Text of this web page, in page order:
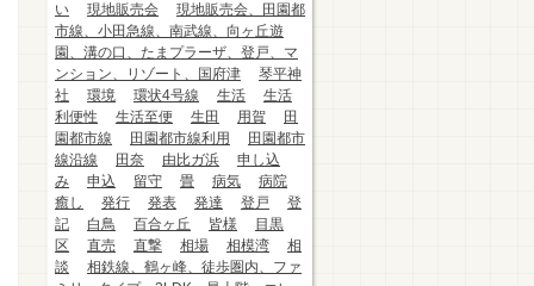
い
現地販売会
現地販売会、田園都
市線、小田急線、南武線、向ヶ丘遊
園、溝の口、たまプラーザ、登戸、マ
ンション、リゾート、国府津
琴平神
社
環境 環状4号線 生活
生活
利便性
生活至便 生田 用賀
田
園都市線
田園都市線利用
田園都市
線沿線
田奈 由比ガ浜
申し込
み
申込 留守 畳 病気
病院
癒し
発行 発表 発達 登戸
登
記
白鳥 百合ヶ丘 皆様
目黒
区
直売 直撃 相場 相模湾
相
談
相鉄線、鶴ヶ峰、徒歩圏内、ファ